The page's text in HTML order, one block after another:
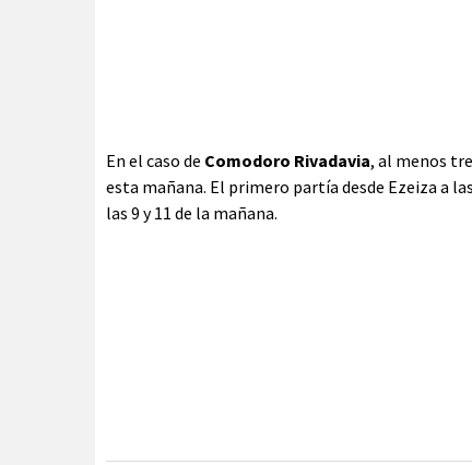
En el caso de Comodoro Rivadavia, al menos
esta mañana. El primero partía desde Ezeiza a
las 9 y 11 de la mañana.